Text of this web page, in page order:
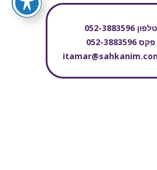
טלפון052-3883596
פקס052-3883596